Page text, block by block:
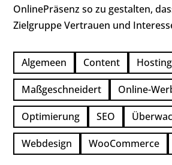
OnlinePräsenz so zu gestalten,
Zielgruppe Vertrauen und
Algemeen Content Hosting
Maßgeschneidert Online-
Optimierung SEO
Webdesign WooCommerce